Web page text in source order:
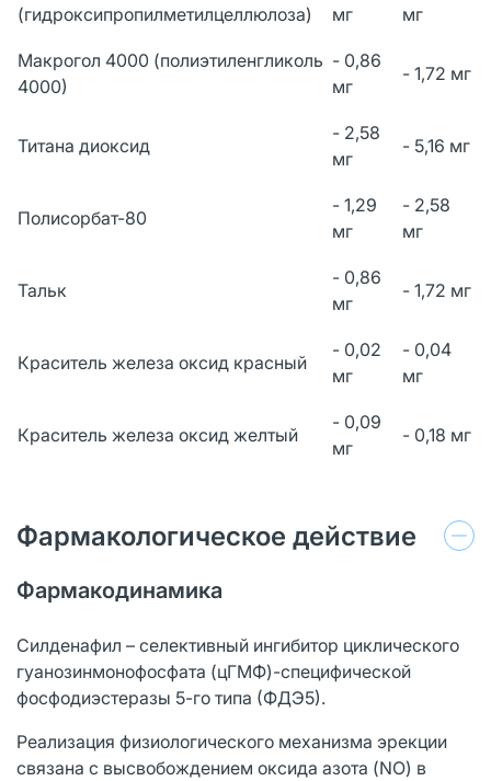
(гидроксипропилметилцеллюлоза)
мг
мг
Макрогол 4000 (полиэтиленгликоль
4000)
- 0,86
мг
- 1,72 мг
Титана диоксид
- 2,58
мг
- 5,16 мг
Полисорбат-80
- 1,29
мг
- 2,58
мг
Тальк
- 0,86
мг
- 1,72 мг
Краситель железа оксид красный
- 0,02
мг
- 0,04
мг
Краситель железа оксид желтый
- 0,09
мг
- 0,18 мг
Фармакологическое действие
Фармакодинамика
Силденафил – селективный ингибитор циклического
гуанозинмонофосфата (цГМФ)-специфической
фосфодиэстеразы 5-го типа (ФДЭ5).
Реализация физиологического механизма эрекции
связана с высвобождением оксида азота (NO) в